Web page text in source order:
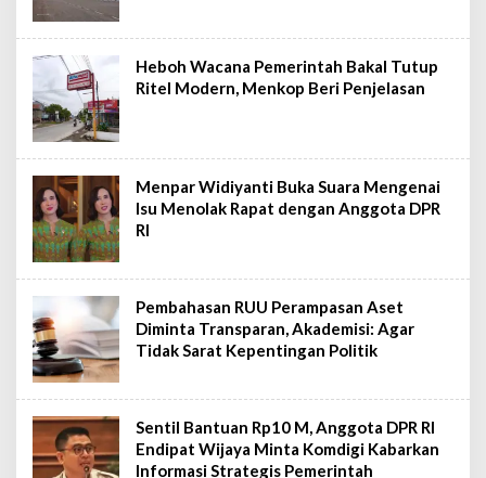
Heboh Wacana Pemerintah Bakal Tutup
Ritel Modern, Menkop Beri Penjelasan
Menpar Widiyanti Buka Suara Mengenai
Isu Menolak Rapat dengan Anggota DPR
RI
Pembahasan RUU Perampasan Aset
Diminta Transparan, Akademisi: Agar
Tidak Sarat Kepentingan Politik
Sentil Bantuan Rp10 M, Anggota DPR RI
Endipat Wijaya Minta Komdigi Kabarkan
Informasi Strategis Pemerintah